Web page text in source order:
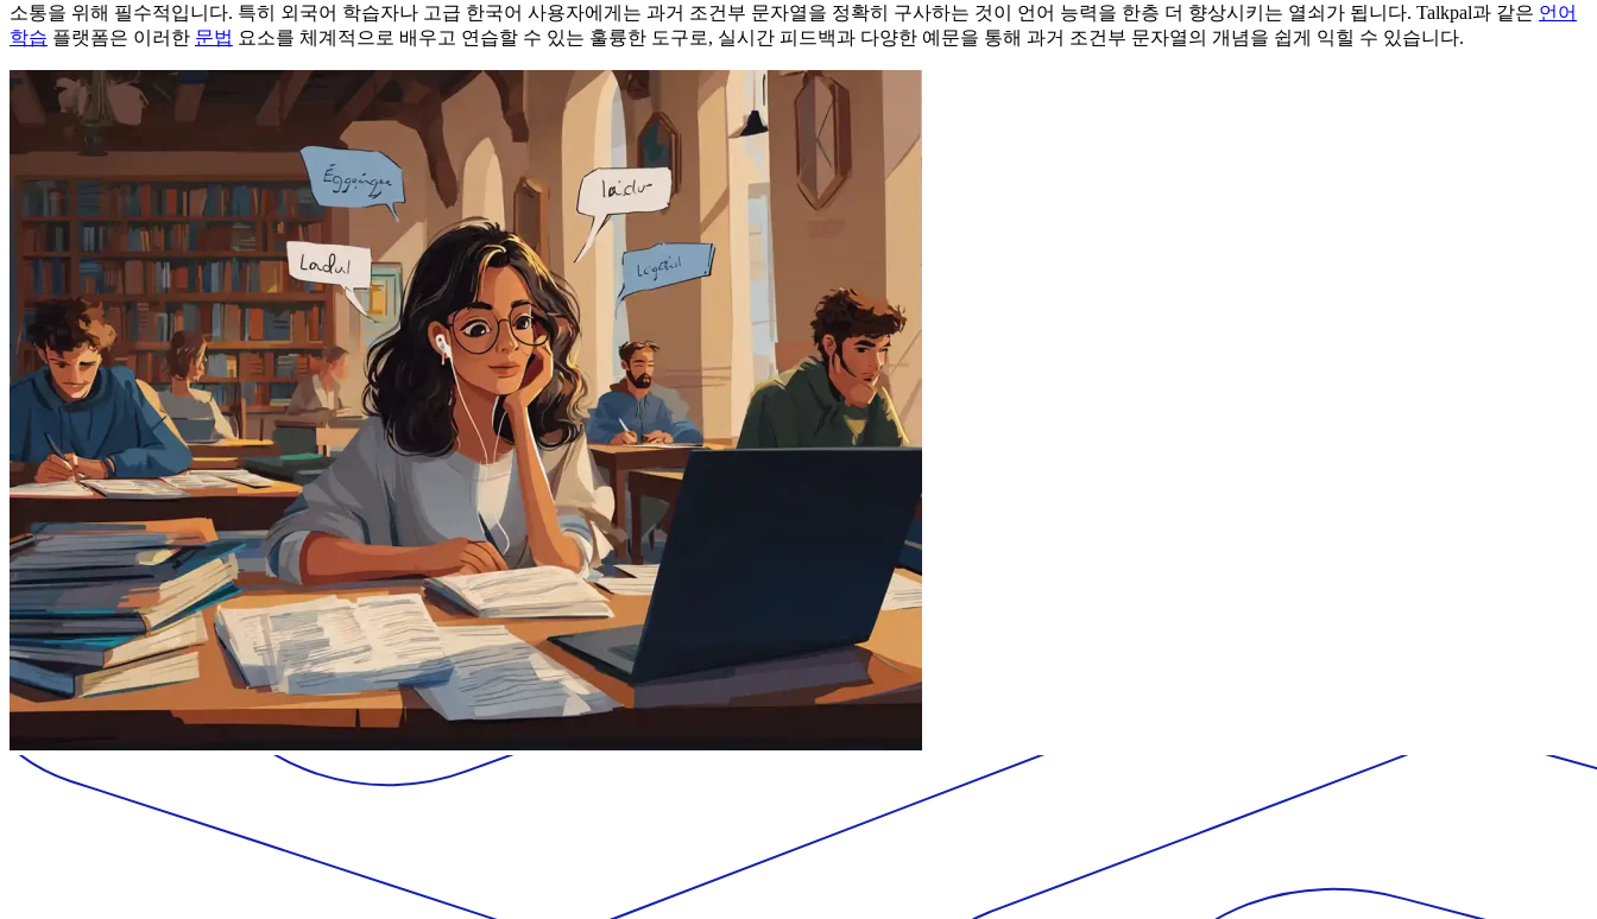
소통을 위해 필수적입니다. 특히 외국어 학습자나 고급 한국어 사용자에게는 과거 조건부 문자열을 정확히 구사하는 것이 언어 능력을 한층 더 향상시키는 열쇠가 됩니다. Talkpal과 같은 언어
학습 플랫폼은 이러한 문법 요소를 체계적으로 배우고 연습할 수 있는 훌륭한 도구로, 실시간 피드백과 다양한 예문을 통해 과거 조건부 문자열의 개념을 쉽게 익힐 수 있습니다.